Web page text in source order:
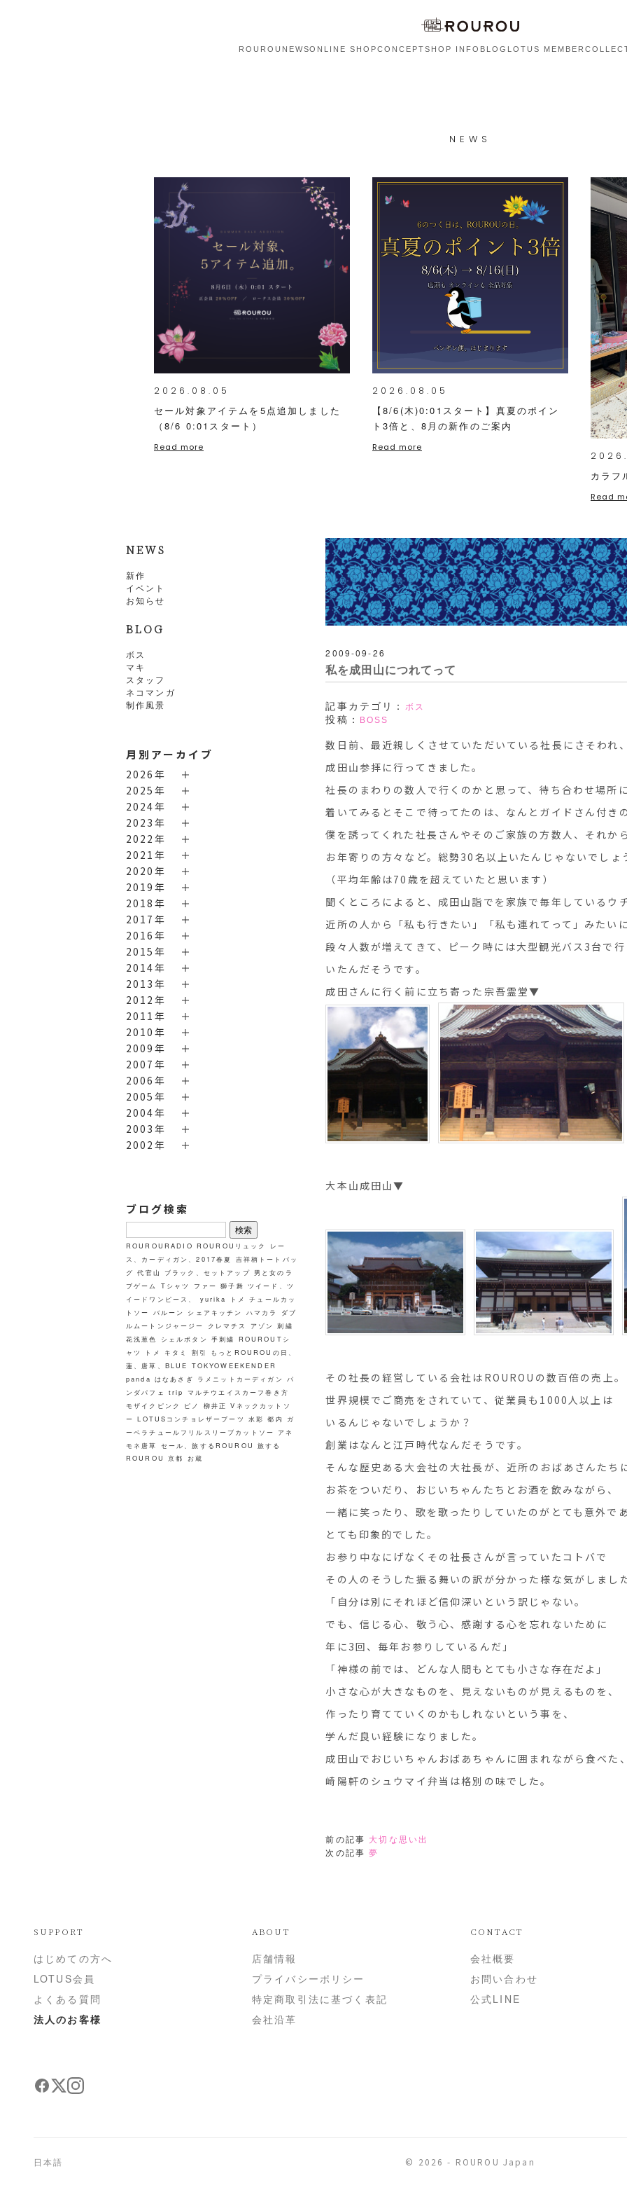
ROUROU NEWSONLINE SHOPCONCEPTSHOP INFO BLOG LOTUS MEMBER
NEWS
2026.08.05
セール対象アイテムを5点追加しました
（8/6 0:01スタート）
Read more
2026.08.05
【8/6(木)0:01スタート】真夏のポイン
ト3倍と、8月の新作のご案内
Read more
カラフ
Read
NEWS
新作
イベント
お知らせ
BLOG
ボス
マキ
スタッフ
ネコマンガ
制作風景
月別アーカイブ
2026年
2025年
2024年
2023年
2022年
2021年
2020年
2019年
2018年
2017年
2016年
2015年
2014年
2013年
2012年
2011年
2010年
2009年
2007年
2006年
2005年
2004年
2003年
2002年
ブログ検索
検
索:
ROUROURADIO ROUROUリュック
レー
ス、カーディガン、2017春夏 吉祥柄トートバッ
グ 代官山 ブラック、セットアップ 男と女のラ
ブゲーム
Tシャツ ファー 獅子舞 ツイード、ツ
イードワンピース、
yurika トメ
チュールカッ
トソー バルーン シェアキッチン ハマカラ
ダブ
ルムートンジャージー
クレマチス アゾン
刺繍
花浅葱色
シェルボタン 手刺繍 ROUROUTシ
ャツ トメ キタミ
割引
もっとROUROUの日、
蓮、唐草、BLUE TOKYOWEEKENDER
panda はなあさぎ ラメニットカーディガン パ
ンダパフェ trip マルチウエイスカーフ巻き方
モザイクピンク
ピノ 柳井正 Vネックカットソ
ー LOTUSコンチョレザーブーツ 水彩 都内
ガ
ーベラチュールフリルスリーブカットソー アネ
モネ唐草 セール、旅するROUROU 旅する
ROUROU 京都 お蔵
2009-09-26
私を成田山につれてって
記事カテゴリ： ボス
投稿： BOSS
数日前、最近親しくさせていただいている社長にさそわれ
成田山参拝に行ってきました。
社長のまわりの数人で行くのかと思って、待ち合わせ場所
着いてみるとそこで待ってたのは、なんとガイドさん付き
僕を誘ってくれた社長さんやそのご家族の方数人、それか
お年寄りの方々など。総勢30名以上いたんじゃないでしょ
（平均年齢は70歳を超えていたと思います）
聞くところによると、成田山詣でを家族で毎年しているウ
近所の人から「私も行きたい」「私も連れてって」みたい
段々人数が増えてきて、ピーク時には大型観光バス3台で
いたんだそうです。
成田さんに行く前に立ち寄った宗吾霊堂▼
大本山成田山▼
その社長の経営している会社はROUROUの数百倍の売上。
世界規模でご商売をされていて、従業員も1000人以上は
いるんじゃないでしょうか？
創業はなんと江戸時代なんだそうです。
そんな歴史ある大会社の大社長が、近所のおばあさんたち
お茶をついだり、おじいちゃんたちとお酒を飲みながら、
一緒に笑ったり、歌を歌ったりしていたのがとても意外で
とても印象的でした。
お参り中なにげなくその社長さんが言っていたコトバで
その人のそうした振る舞いの訳が分かった様な気がしまし
「自分は別にそれほど信仰深いという訳じゃない。
でも、信じる心、敬う心、感謝する心を忘れないために
年に3回、毎年お参りしているんだ」
「神様の前では、どんな人間もとても小さな存在だよ」
小さな心が大きなものを、見えないものが見えるものを
作ったり育てていくのかもしれないという事を、
学んだ良い経験になりました。
成田山でおじいちゃんおばあちゃんに囲まれながら食べた
崎陽軒のシュウマイ弁当は格別の味でした。
前の記事 大切な思い出
次の記事夢
SUPPORT
はじめての方へ
LOTUS会員
よくある質問
法人のお客様
ABOUT
店舗情報
プライバシーポリシー
特定商取引法に基づく表記
会社沿革
CONTACT
会社概要
お問い合わせ
公式LINE
日本語 © 2026 - ROUROU Japan